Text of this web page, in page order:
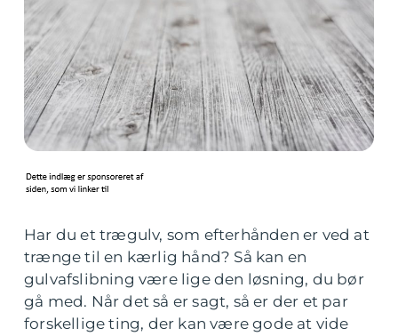
Har du et trægulv, som efterhånden er ved at
trænge til en kærlig hånd? Så kan en
gulvafslibning være lige den løsning, du bør
gå med. Når det så er sagt, så er der et par
forskellige ting, der kan være gode at vide